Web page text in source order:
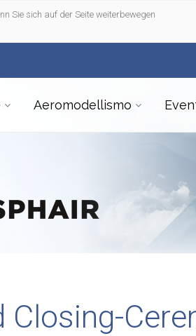
Sie sich auf der Seite weiterbewegen
Aeromodellismo
Closing-